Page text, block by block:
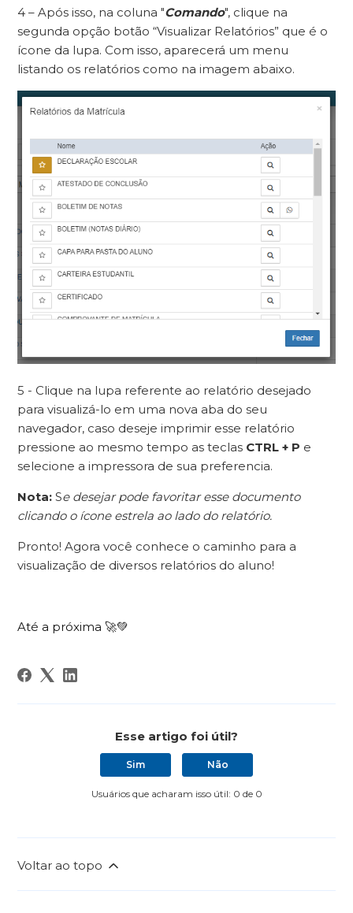
4 – Após isso, na coluna "Comando", clique na
segunda opção botão “Visualizar Relatórios” que é o
ícone da lupa. Com isso, aparecerá um menu
listando os relatórios como na imagem abaixo.
5 - Clique na lupa referente ao relatório desejado
para visualizá-lo em uma nova aba do seu
navegador, caso deseje imprimir esse relatório
pressione ao mesmo tempo as teclas CTRL + P e
selecione a impressora de sua preferencia.
Nota:Se desejar pode favoritar esse documento
clicando o ícone estrela ao lado do relatório.
Pronto! Agora você conhece o caminho para a
visualização de diversos relatórios do aluno!
Até a próxima 🚀💚
Esse artigo foi útil?
Sim Não
Usuários que acharam isso útil: 0 de 0
Voltar ao topo